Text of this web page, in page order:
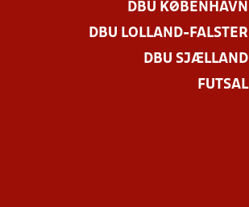
DBU KØBENHAVN
DBU LOLLAND-FALSTER
DBU SJÆLLAND
FUTSAL